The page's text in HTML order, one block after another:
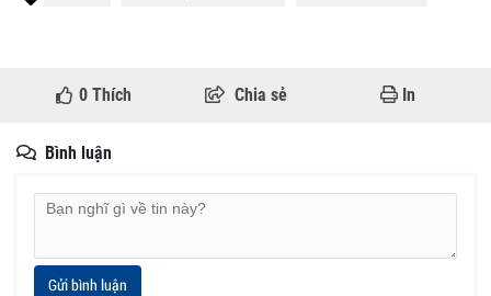
0Thích Chia sẻ In
Bình luận
Gửi bình luận